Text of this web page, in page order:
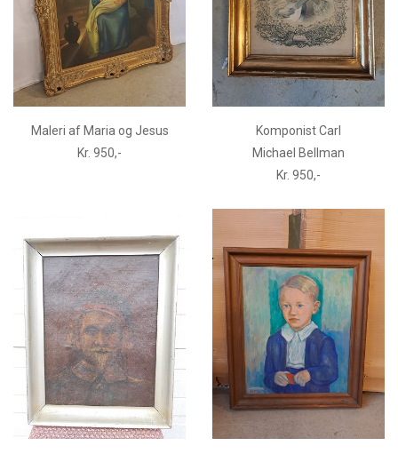
Maleri af Maria og Jesus
Kr. 950,-
Komponist Carl
Michael Bellman
Kr. 950,-